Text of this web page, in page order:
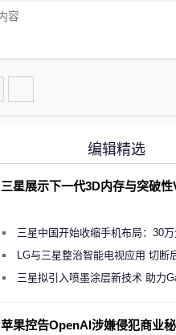
编辑精选
三星展示下一代3D内存与突破
三星中国开始收缩手机布局：30
店 将被逐步清退
LG与三星整治智能电视应用 切
规行为三星拟引入喷墨涂层新技术 助力
苹果控告OpenAI涉嫌侵犯商业